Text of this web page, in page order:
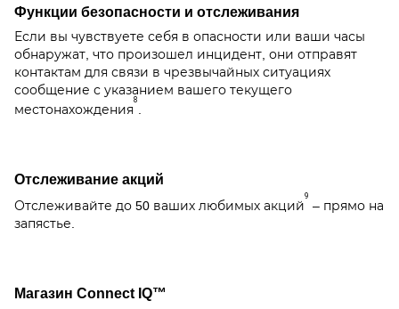
Функции безопасности и отслеживания
Если вы чувствуете себя в опасности или ваши часы
обнаружат, что произошел инцидент, они отправят
контактам для связи в чрезвычайных ситуациях
сообщение с указанием вашего текущего
местонахождения
8
Отслеживание акций
Отслеживайте до 50 ваших любимых акций
9
– прямо на
запястье.
Магазин Connect IQ™